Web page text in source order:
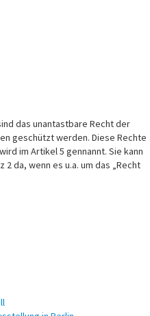
das unantastbare Recht der
geschützt werden. Diese Rechte
im Artikel 5 gennannt. Sie kann
da, wenn es u.a. um das „Recht